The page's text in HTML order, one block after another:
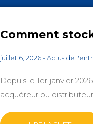
Comment
juillet 6, 2026- Actus de
Depuis le 1er janvier
acquéreur ou